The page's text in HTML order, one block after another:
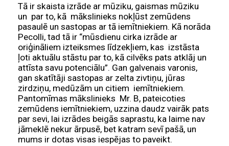
Tā ir skaista izrāde ar mūziku, gaismas mūziku
un par to, kā mākslinieks nokļūst zemūdens
pasaulē un sastopas ar tā iemītniekiem. Kā norāda
Pecolli, tad tā ir “mūsdienu cirka izrāde ar
oriģināliem izteiksmes līdzekļiem, kas izstāsta
ļoti aktuālu stāstu par to, kā cilvēks pats atklāj un
attīsta savu potenciālu”. Gan galvenais varonis,
gan skatītāji sastopas ar zelta zivtiņu, jūras
zirdziņu, medūzām un citiem iemītniekiem.
Pantomīmas mākslinieks Mr. B, pateicoties
zemūdens iemītniekiem, uzzina daudz vairāk pats
par sevi, lai izrādes beigās saprastu, ka laime nav
jāmeklē nekur ārpusē, bet katram sevī pašā, un
mums ir dotas visas iespējas to paveikt.